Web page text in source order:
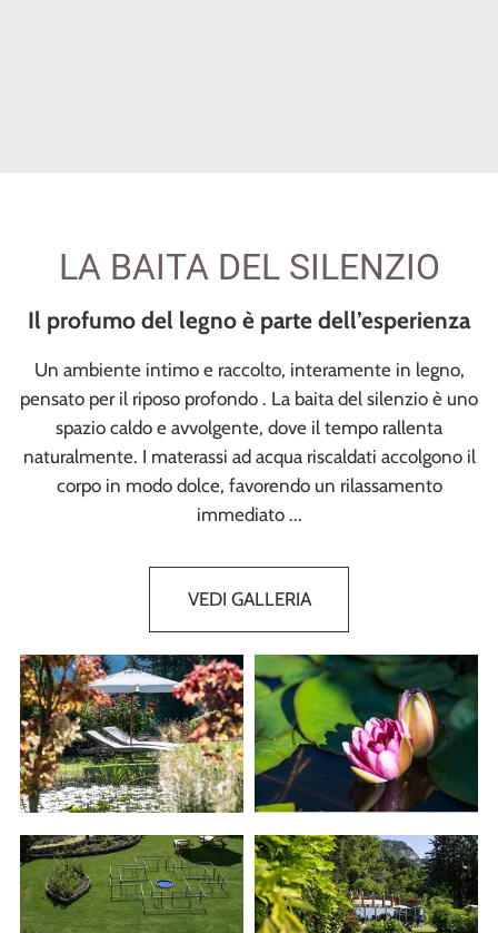
LA BAITA DEL SILENZIO
Il profumo del legno è parte dell’esperienza
Un ambiente intimo e raccolto, interamente in legno,
pensato per il riposo profondo . La baita del silenzio è uno
spazio caldo e avvolgente, dove il tempo rallenta
naturalmente. I materassi ad acqua riscaldati accolgono il
corpo in modo dolce, favorendo un rilassamento
immediato ...
VEDI GALLERIA